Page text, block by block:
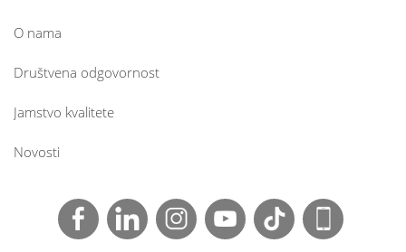
O nama
Društvena odgovornost
Jamstvo kvalitete
Novosti